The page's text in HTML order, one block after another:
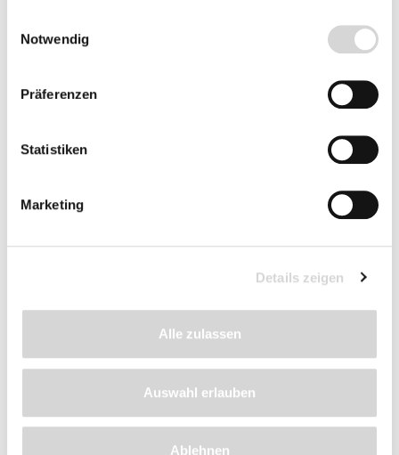
Notwendig
Präferenzen
Statistiken
Marketing
Details zeigen
Alle zulassen
Auswahl erlauben
Ablehnen
ab50
Produkt Anzahl: Gib den gewünschten
Bewertungen